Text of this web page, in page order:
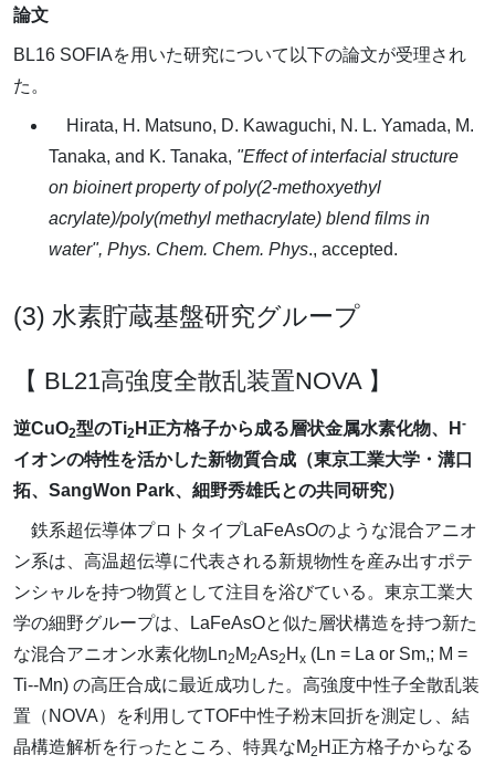
論文
BL16 SOFIAを用いた研究について以下の論文が受理され
た。
Hirata, H. Matsuno, D. Kawaguchi, N. L. Yamada, M.
Tanaka, and K. Tanaka, "Effect of interfacial structure
on bioinert property of poly(2-methoxyethyl
acrylate)/poly(methyl methacrylate) blend films in
water", Phys. Chem. Chem. Phys., accepted.
(3) 水素貯蔵基盤研究グループ
【 BL21高強度全散乱装置NOVA 】
逆CuO2型のTi2 H正方格子から成る層状金属水素化物、H -
イオンの特性を活かした新物質合成（東京工業大学・溝口
拓、SangWon Park、細野秀雄氏との共同研究）
鉄系超伝導体プロトタイプLaFeAsOのような混合アニオ
ン系は、高温超伝導に代表される新規物性を産み出すポテ
ンシャルを持つ物質として注目を浴びている。東京工業大
学の細野グループは、LaFeAsOと似た層状構造を持つ新た
な混合アニオン水素化物Ln2 M2As2 H x (Ln = La or Sm,; M =
Ti--Mn) の高圧合成に最近成功した。高強度中性子全散乱装
置（NOVA）を利用してTOF中性子粉末回折を測定し、結
晶構造解析を行ったところ、特異なM2 H正方格子からなる